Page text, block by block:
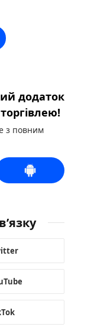
додаток
з повним